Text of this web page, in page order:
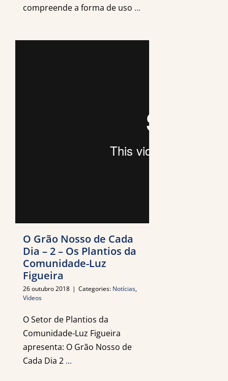
compreende a forma de uso ...
O Grão Nosso de Cada
Dia – 2 – Os Plantios da
Comunidade-Luz
Figueira
26 outubro 2018 | Categories: Notícias,
Vídeos
O Setor de Plantios da
Comunidade-Luz Figueira
apresenta: O Grão Nosso de
Cada Dia 2 ...